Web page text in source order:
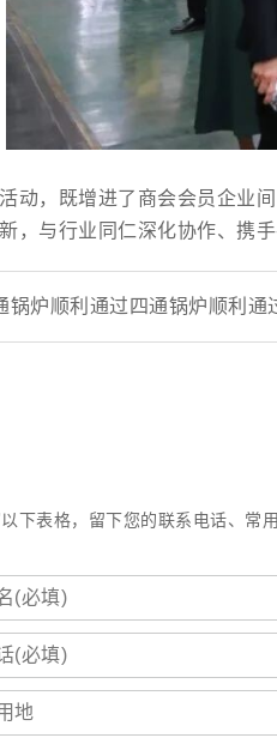
动，既增进了商会会员企业
，与行业同仁深化协作、携
锅炉顺利通过四通锅炉顺利通
下表格，留下您的联系电话、常